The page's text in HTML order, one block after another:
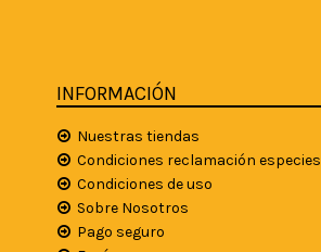
INFORMACIÓN
Nuestras tiendas
Condiciones reclamación especies
Condiciones de uso
Sobre Nosotros
Pago seguro